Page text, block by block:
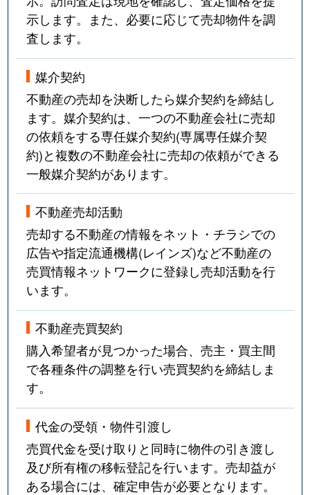
示します。また、必要に応じて売却物件を調
査します。
媒介契約
不動産の売却を決断したら媒介契約を締結し
ます。媒介契約は、一つの不動産会社に売却
の依頼をする専任媒介契約(専属専任媒介契
約)と複数の不動産会社に売却の依頼ができる
一般媒介契約があります。
不動産売却活動
売却する不動産の情報をネット・チラシでの
広告や指定流通機構(レインズ)など不動産の
売買情報ネットワークに登録し売却活動を行
います。
不動産売買契約
購入希望者が見つかった場合、売主・買主間
で各種条件の調整を行い売買契約を締結しま
す。
代金の受領・物件引渡し
売買代金を受け取りと同時に物件の引き渡し
及び所有権の移転登記を行います。売却益が
ある場合には、確定申告が必要となります。